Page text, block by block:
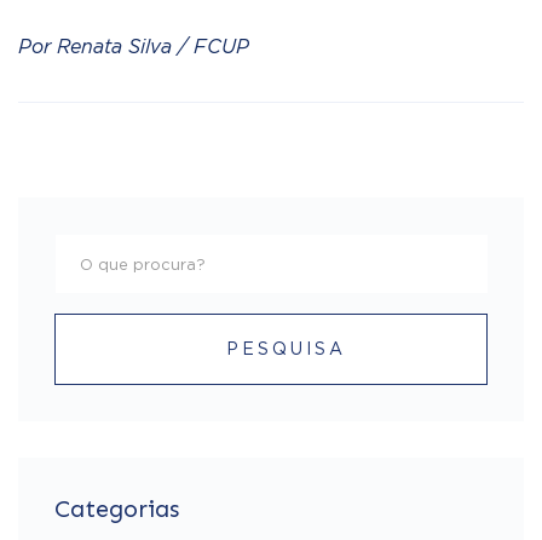
Por Renata Silva / FCUP
PESQUISA
Categorias